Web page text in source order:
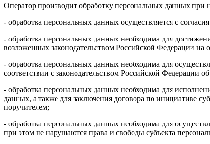
Оператор производит обработку персональных данных
- обработка персональных данных осуществляется с
- обработка персональных данных необходима для
возложенных законодательством Российской Федерации
- обработка персональных данных необходима для
соответствии с законодательством Российской Федерации
- обработка персональных данных необходима для
данных, а также для заключения договора по инициативе
поручителем;
- обработка персональных данных необходима для
при этом не нарушаются права и свободы субъекта